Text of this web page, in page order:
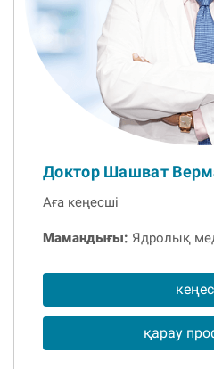
Доктор Шашват
Аға кеңесші
Мамандығы: Ядролық
кеңес
қарау